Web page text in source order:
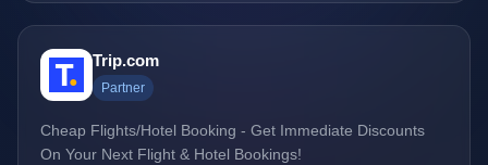
Trip.com
Partner
Cheap Flights/Hotel Booking - Get Immediate Discounts
On Your Next Flight & Hotel Bookings!